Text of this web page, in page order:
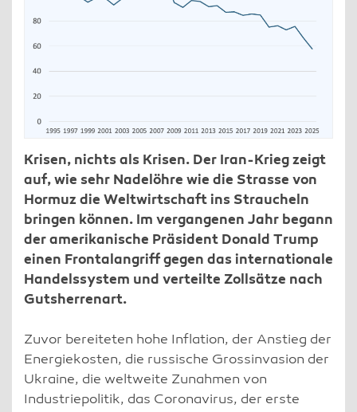
Krisen, nichts als Krisen. Der Iran-Krieg zeigt
auf, wie sehr Nadelöhre wie die Strasse von
Hormuz die Weltwirtschaft ins Straucheln
bringen können. Im vergangenen Jahr begann
der amerikanische Präsident Donald Trump
einen Frontalangriff gegen das internationale
Handelssystem und verteilte Zollsätze nach
Gutsherrenart.
Zuvor bereiteten hohe Inflation, der Anstieg der
Energiekosten, die russische Grossinvasion der
Ukraine, die weltweite Zunahmen von
Industriepolitik, das Coronavirus, der erste